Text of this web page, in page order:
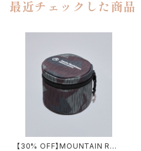
最近チェックした商品
【30% OFF】MOUNTAIN RES